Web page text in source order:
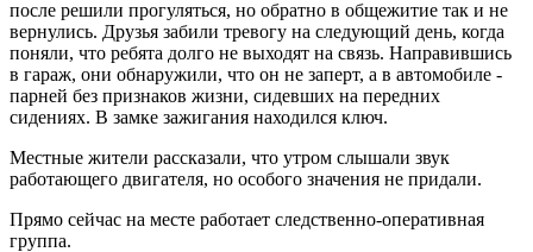
после решили прогуляться, но обратно в общежитие так и не
вернулись. Друзья забили тревогу на следующий день, когда
поняли, что ребята долго не выходят на связь. Направившись
в гараж, они обнаружили, что он не заперт, а в автомобиле -
парней без признаков жизни, сидевших на передних
сидениях. В замке зажигания находился ключ.
Местные жители рассказали, что утром слышали звук
работающего двигателя, но особого значения не придали.
Прямо сейчас на месте работает следственно-оперативная
группа.